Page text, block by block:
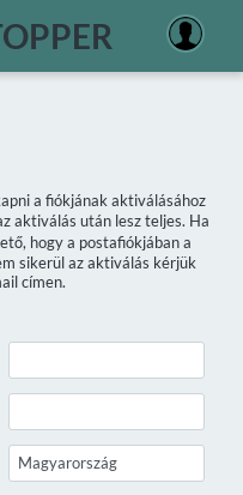
a fiókjának aktiválásához
aktiválás után lesz teljes. Ha
hogy a postafiókjában a
sikerül az aktiválás kérjük
címen.